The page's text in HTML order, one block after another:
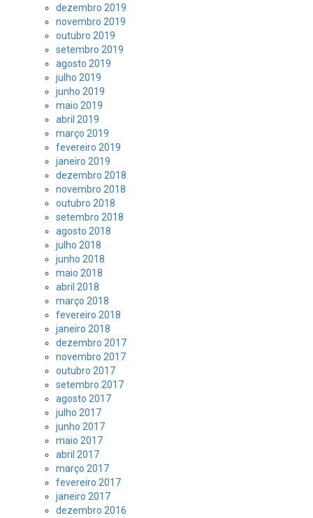
dezembro 2019
novembro 2019
outubro 2019
setembro 2019
agosto 2019
julho 2019
junho 2019
maio 2019
abril 2019
março 2019
fevereiro 2019
janeiro 2019
dezembro 2018
novembro 2018
outubro 2018
setembro 2018
agosto 2018
julho 2018
junho 2018
maio 2018
abril 2018
março 2018
fevereiro 2018
janeiro 2018
dezembro 2017
novembro 2017
outubro 2017
setembro 2017
agosto 2017
julho 2017
junho 2017
maio 2017
abril 2017
março 2017
fevereiro 2017
janeiro 2017
dezembro 2016